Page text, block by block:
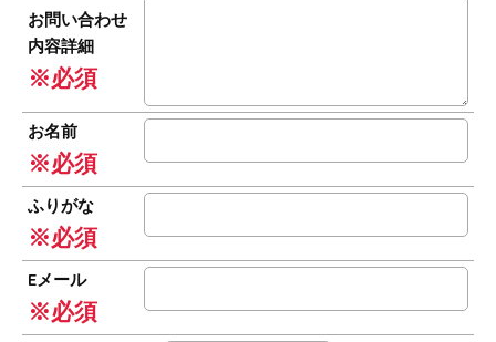
お問い合わせ
内容詳細
※必須
お名前
※必須
ふりがな
※必須
Eメール
※必須